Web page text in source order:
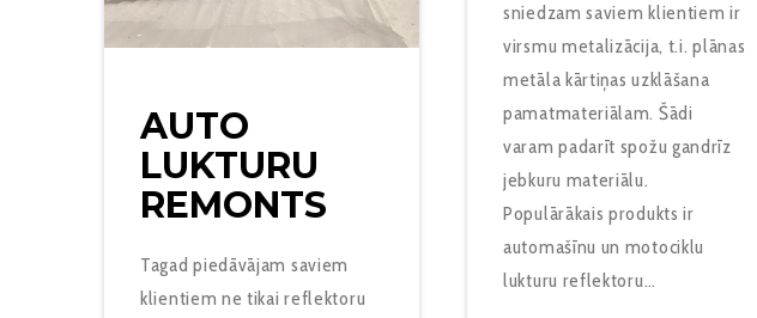
AUTO
LUKTURU
REMONTS
Tagad piedāvājam saviem
klientiem ne tikai reflektoru
sniedzam saviem klientiem ir
virsmu metalizācija, t.i. plānas
metāla kārtiņas uzklāšana
pamatmateriālam. Šādi
varam padarīt spožu gandrīz
jebkuru materiālu.
Populārākais produkts ir
automašīnu un motociklu
lukturu reflektoru…